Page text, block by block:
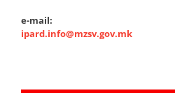
e-mail:
ipard.info@mzsv.gov.mk